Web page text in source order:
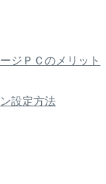
ジＰＣのメリット
設定方法